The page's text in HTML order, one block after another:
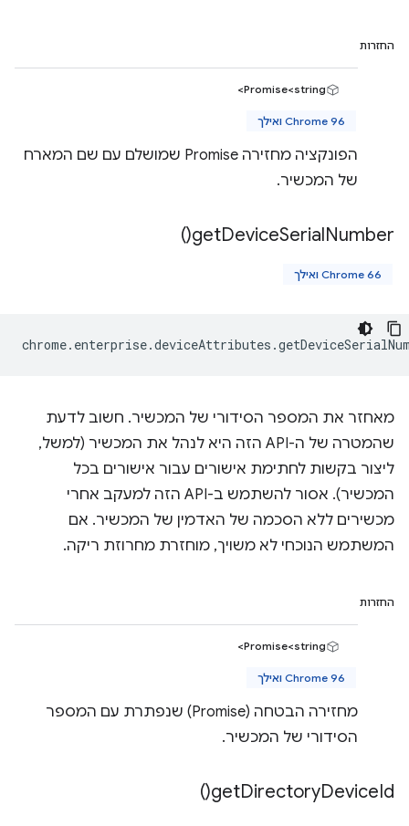
החזרות
Promise<string>
Chrome 96 ואילך
הפונקציה מחזירה Promise שמושלם עם שם המארח
של המכשיר.
getDeviceSerialNumber(
)
Chrome 66 ואילך
chrome. enterprise.deviceAttributes .
מאחזר את המספר הסידורי של המכשיר. חשוב לדעת
שהמטרה של ה-API הזה היא לנהל את המכשיר (למשל,
ליצור בקשות לחתימת אישורים עבור אישורים בכל
המכשיר). אסור להשתמש ב-API הזה למעקב אחרי
מכשירים ללא הסכמה של האדמין של המכשיר. אם
המשתמש הנוכחי לא משויך, מוחזרת מחרוזת ריקה.
החזרות
Promise<string>
Chrome 96 ואילך
מחזירה הבטחה (Promise) שנפתרת עם המספר
הסידורי של המכשיר.
getDirectoryDeviceId(
)